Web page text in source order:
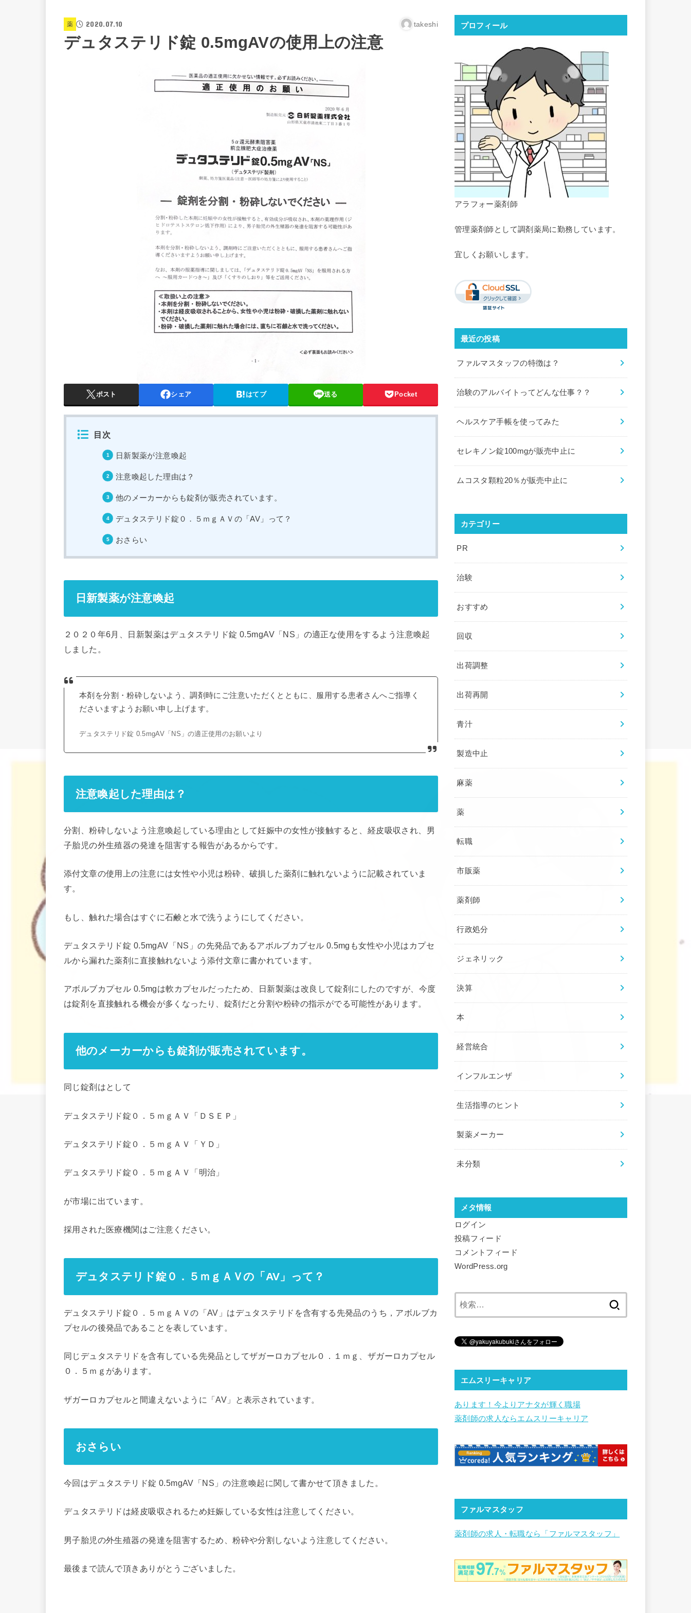
薬 2020.07.10 takeshi
デュタステリド錠 0.5mgAVの使用上の注意
ポスト シェア はてブ 送る Pocket
目次
日新製薬が注意喚起
注意喚起した理由は？
他のメーカーからも錠剤が販売されています。
デュタステリド錠０．５ｍｇＡＶの「AV」って？
おさらい
日新製薬が注意喚起
２０２０年6月、日新製薬はデュタステリド錠 0.5mgAV「NS」の適正な使用をするよう注意喚起
しました。
本剤を分割・粉砕しないよう、調剤時にご注意いただくとともに、服用する患者さんへご指導く
ださいますようお願い申し上げます。
デュタステリド錠 0.5mgAV「NS」の適正使用のお願いより
注意喚起した理由は？
分割、粉砕しないよう注意喚起している理由として妊娠中の女性が接触すると、経皮吸収され、男
子胎児の外生殖器の発達を阻害する報告があるからです。
添付文章の使用上の注意には女性や小児は粉砕、破損した薬剤に触れないように記載されていま
す。
もし、触れた場合はすぐに石鹸と水で洗うようにしてください。
デュタステリド錠 0.5mgAV「NS」の先発品であるアボルブカプセル 0.5mgも女性や小児はカプセ
ルから漏れた薬剤に直接触れないよう添付文章に書かれています。
アボルブカプセル 0.5mgは軟カプセルだったため、日新製薬は改良して錠剤にしたのですが、今度
は錠剤を直接触れる機会が多くなったり、錠剤だと分割や粉砕の指示がでる可能性があります。
他のメーカーからも錠剤が販売されています。
同じ錠剤はとして
デュタステリド錠０．５ｍｇＡＶ「ＤＳＥＰ」
デュタステリド錠０．５ｍｇＡＶ「ＹＤ」
デュタステリド錠０．５ｍｇＡＶ「明治」
が市場に出ています。
採用された医療機関はご注意ください。
デュタステリド錠０．５ｍｇＡＶの「AV」って？
デュタステリド錠０．５ｍｇＡＶの「AV」はデュタステリドを含有する先発品のうち，アボルブカ
プセルの後発品であることを表しています。
同じデュタステリドを含有している先発品としてザガーロカプセル０．１ｍｇ、ザガーロカプセル
０．５ｍｇがあります。
ザガーロカプセルと間違えないように「AV」と表示されています。
おさらい
今回はデュタステリド錠 0.5mgAV「NS」の注意喚起に関して書かせて頂きました。
デュタステリドは経皮吸収されるため妊娠している女性は注意してください。
男子胎児の外生殖器の発達を阻害するため、粉砕や分割しないよう注意してください。
最後まで読んで頂きありがとうございました。
プロフィール
アラフォー薬剤師
管理薬剤師として調剤薬局に勤務しています。
宜しくお願いします。
最近の投稿
ファルマスタッフの特徴は？
治験のアルバイトってどんな仕事？？
ヘルスケア手帳を使ってみた
セレキノン錠100mgが販売中止に
ムコスタ顆粒20％が販売中止に
カテゴリー
PR
治験
おすすめ
回収
出荷調整
出荷再開
青汁
製造中止
麻薬
薬
転職
市販薬
薬剤師
行政処分
ジェネリック
決算
本
経営統合
インフルエンザ
生活指導のヒント
製薬メーカー
未分類
メタ情報
ログイン
投稿フィード
コメントフィード
WordPress.org
エムスリーキャリア
あります！今よりアナタが輝く職場
薬剤師の求人ならエムスリーキャリア
ファルマスタッフ
薬剤師の求人・転職なら「ファルマスタッフ」